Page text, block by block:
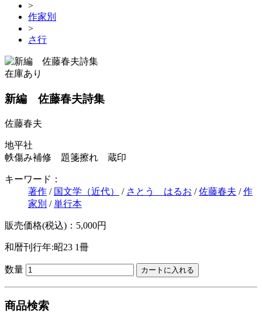
>
作家別
>
さ行
在庫あり
新編 佐藤春夫詩集
佐藤春夫
地平社
帙傷み補修 題箋擦れ 蔵印
キーワード：
著作 / 国文学（近代） / さとう はるお /佐藤春夫 /作
家別 /単行本
販売価格(税込)：5,000円
和暦刊行年:昭23 1冊
数量
商品検索